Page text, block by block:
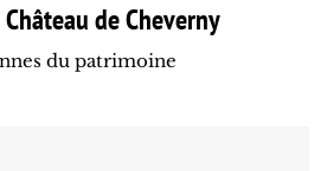
de Cheverny
du patrimoine